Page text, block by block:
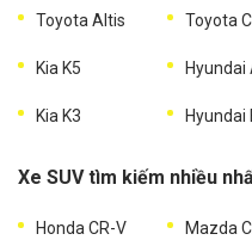
Toyota Altis Toyota
Kia K5
Kia K3 Hyundai
Xe SUV tìm kiếm nhiều
Honda CR-V Mazda